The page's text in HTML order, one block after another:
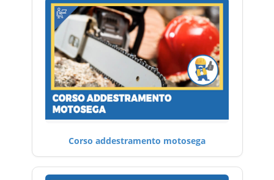
Corso addestramento motosega